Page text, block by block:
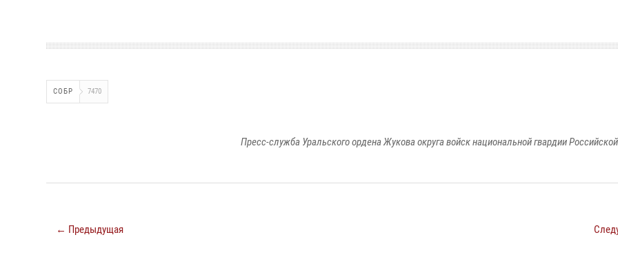
СОБР 7470
Пресс-служба Уральского ордена Жукова округа войск национальной гвардии
← Предыдущая